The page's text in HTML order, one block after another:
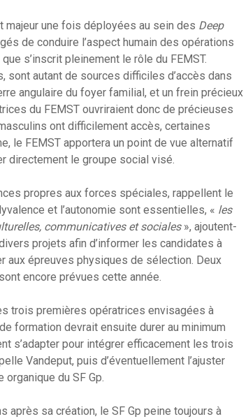
majeur une fois déployées au sein des Deep
de conduire l’aspect humain des opérations
s’inscrit pleinement le rôle du FEMST.
autant de sources difficiles d’accès dans
angulaire du foyer familial, et un frein précieux
du FEMST ouvriraient donc de précieuses
ont difficilement accès, certaines
le FEMST apportera un point de vue alternatif
directement le groupe social visé.
propres aux forces spéciales, rappellent le
et l’autonomie sont essentielles, « les
communicatives et sociales », ajoutent-
projets afin d’informer les candidates à
épreuves physiques de sélection. Deux
encore prévues cette année.
trois premières opératrices envisagées à
formation devrait ensuite durer au minimum
s’adapter pour intégrer efficacement les trois
Vandeput, puis d’éventuellement l’ajuster
du SF Gp.
après sa création, le SF Gp peine toujours à